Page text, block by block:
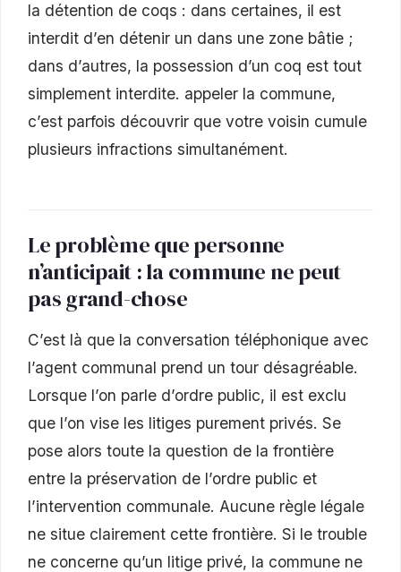
la détention de coqs : dans certaines, il est
interdit d’en détenir un dans une zone bâtie ;
dans d’autres, la possession d’un coq est tout
simplement interdite. appeler la commune,
c’est parfois découvrir que votre voisin cumule
plusieurs infractions simultanément.
Le problème que personne
n’anticipait : la commune ne peut
pas grand-chose
C’est là que la conversation téléphonique avec
l’agent communal prend un tour désagréable.
Lorsque l’on parle d’ordre public, il est exclu
que l’on vise les litiges purement privés. Se
pose alors toute la question de la frontière
entre la préservation de l’ordre public et
l’intervention communale. Aucune règle légale
ne situe clairement cette frontière. Si le trouble
ne concerne qu’un litige privé, la commune ne